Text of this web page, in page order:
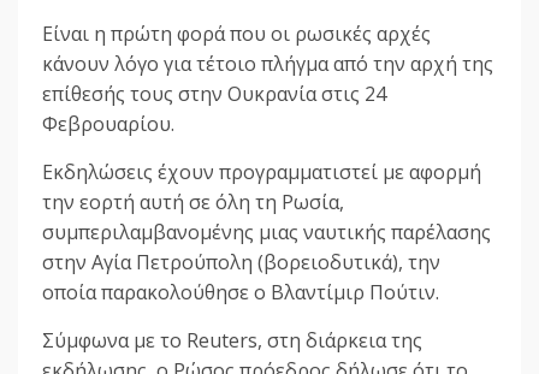
Είναι η πρώτη φορά που οι ρωσικές αρχές
κάνουν λόγο για τέτοιο πλήγμα από την αρχή της
επίθεσής τους στην Ουκρανία στις 24
Φεβρουαρίου.
Εκδηλώσεις έχουν προγραμματιστεί με αφορμή
την εορτή αυτή σε όλη τη Ρωσία,
συμπεριλαμβανομένης μιας ναυτικής παρέλασης
στην Αγία Πετρούπολη (βορειοδυτικά), την
οποία παρακολούθησε ο Βλαντίμιρ Πούτιν.
Σύμφωνα με το Reuters, στη διάρκεια της